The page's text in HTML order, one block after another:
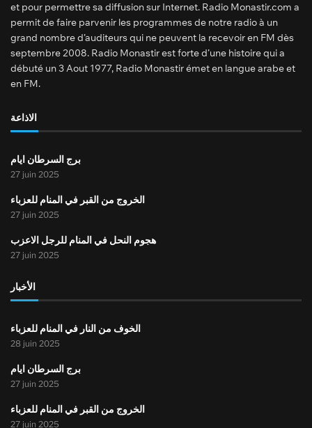
et pour permettre sa diffusion sur Internet. Radio Monastir.com a
permit de faire parvenir les programmes de notre radio à un
grand nombre d’auditeurs qui ne peuvent la recevoir en FM dès
septembre 2008. Radio Monastir est forte d’une histoire qui a
débuté un 3 Aout 1977, Radio Monastir émet en langue arabe et
en FM.
الاذاعة
برج السرطان ايام
27 juin 2025
الخروج من القبر في المنام للعزباء
27 juin 2025
هجوم النحل في المنام للرجل الاعزب
27 juin 2025
الأخبار
الخوف من النار في المنام للعزباء
28 juin 2025
برج السرطان ايام
27 juin 2025
الخروج من القبر في المنام للعزباء
27 juin 2025